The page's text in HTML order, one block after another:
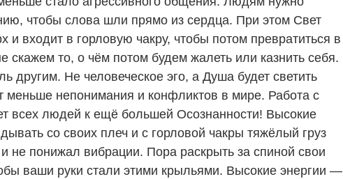
чтобы слова шли прямо из сердца. При этом Свет
и входит в горловую чакру, чтобы потом превратиться в
скажем то, о чём потом будем жалеть или казнить себя.
другим. Не человеческое эго, а Душа будет светить
меньше непонимания и конфликтов в мире. Работа с
всех людей к ещё большей Осознанности! Высокие
со своих плеч и с горловой чакры тяжёлый груз
не понижал вибрации. Пора раскрыть за спиной свои
ваши руки стали этими крыльями. Высокие энергии —